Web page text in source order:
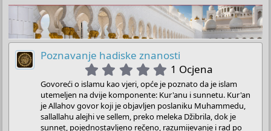
Poznavanje hadiske znanosti
5
.
0
0
s
1 Ocjena
Govoreći o islamu kao vjeri, opće je poznato da je islam
utemeljen na dvije komponente: Kur'anu i sunnetu. Kur'an
je Allahov govor koji je objavljen poslaniku Muhammedu,
sallallahu alejhi ve sellem, preko meleka Džibrila, dok je
sunnet, pojednostavljeno rečeno, razumijevanje i rad po